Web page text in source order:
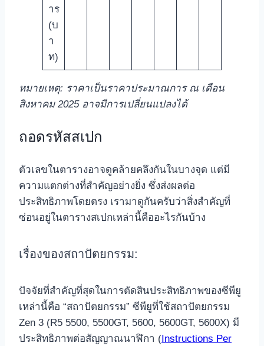
าร
(บ
า
ท)
หมายเหตุ: ราคาเป็นราคาประมาณการ ณ เดือน
สิงหาคม 2025 อาจมีการเปลี่ยนแปลงได้
ถอดรหัสสเปก
ตัวเลขในตารางอาจดูคล้ายคลึงกันในบางจุด แต่มี
ความแตกต่างที่สำคัญอย่างยิ่ง ซึ่งส่งผลต่อ
ประสิทธิภาพโดยตรง เรามาดูกันครับว่าสิ่งสำคัญที่
ซ่อนอยู่ในตารางสเปกเหล่านี้คืออะไรกันบ้าง
เรื่องของสถาปัตยกรรม:
ปัจจัยที่สำคัญที่สุดในการตัดสินประสิทธิภาพของซีพียู
เหล่านี้คือ “สถาปัตยกรรม” ซีพียูที่ใช้สถาปัตยกรรม
Zen 3 (R5 5500, 5500GT, 5600, 5600GT, 5600X) มี
ประสิทธิภาพต่อสัญญาณนาฬิกา (Instructions Per